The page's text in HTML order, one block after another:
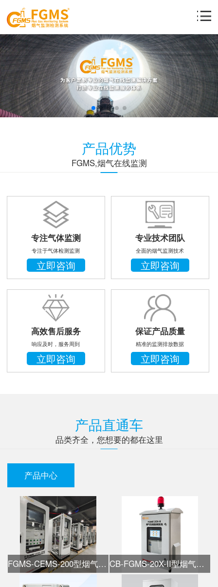
产品优势
FGMS,烟气在线监测
专注气体监测
专注于气体检测监测
立即咨询
专业技术团队
全面的烟气监测技术
立即咨询
高效售后服务
响应及时，服务周到
立即咨询
保证产品质量
精准的监测排放数据
立即咨询
产品直通车
品类齐全，您想要的都在这里
产品中心
FGMS-CEMS-200型烟气在线监测系统 CB-FGMS-20X-II型烟气在线监测系统